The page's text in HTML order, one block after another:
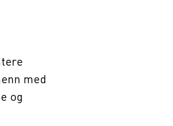
med
og